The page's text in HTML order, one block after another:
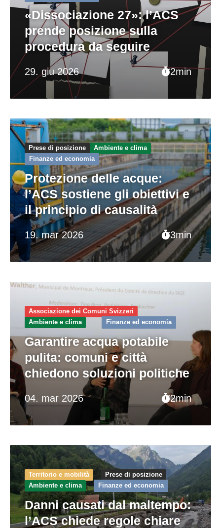
29. giu 2026 2min
«Dissociazione 27»: l’ACS
prende posizione sulla
procedura da seguire
19. mar 2026 3min
Prese di posizione
Ambiente e clima
Finanze ed economia
Protezione delle acque:
l’ACS sostiene gli obiettivi e
il principio di causalità
04. mar 2026 2min
Associazione dei Comuni Svizzeri
Ambiente e clima
Finanze ed economia
Garantire acqua potabile
pulita: comuni e città
chiedono soluzioni politiche
Territorio e mobilità
Prese di posizione
Ambiente e clima
Finanze ed economia
Danni causati dal maltempo:
l’ACS chiede regole chiare